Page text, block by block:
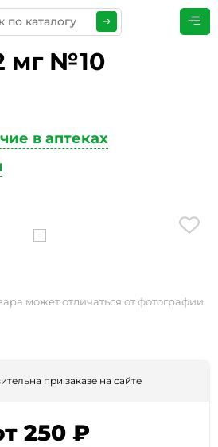
мг №10
в аптеках
может отличаться от фотографии
при заказе на сайте
250 ₽